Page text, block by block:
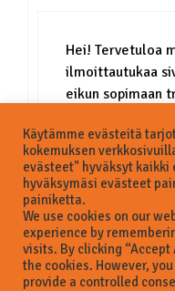
Hei! Tervetuloa
ilmoittautukaa
eikun sopimaan
itystreffit/
Kommentointi on
Käytämme evästeitä
kokemuksen
evästeet" hyväksyt kaikki
hyväksymäsi evästeet
painiketta.
We use cookies on our
experience by
visits. By clicking “Accept
the cookies. However,
provide a controlled